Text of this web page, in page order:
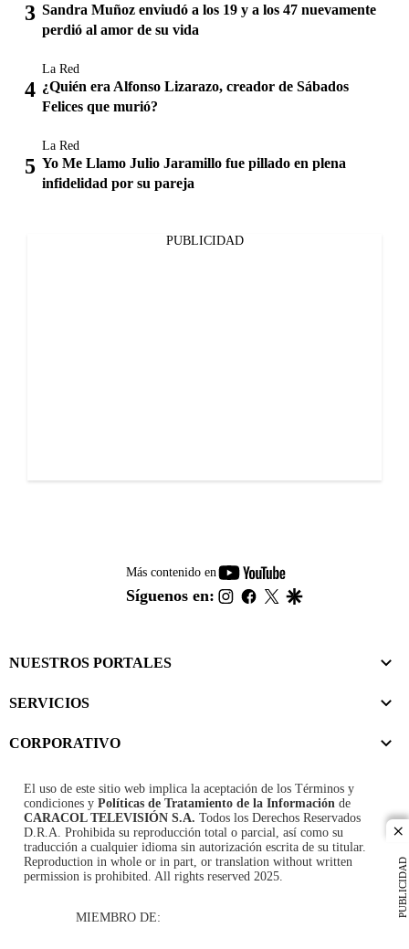
PUBLICIDAD
Sandra Muñoz enviudó a los 19 y a los 47 nuevamente
perdió al amor de su vida
La Red
¿Quién era Alfonso Lizarazo, creador de Sábados
Felices que murió?
La Red
Yo Me Llamo Julio Jaramillo fue pillado en plena
infidelidad por su pareja
PUBLICIDAD
Más contenido en
youtube-
footer
Síguenos en: instagram
facebook
twitter
NUESTROS PORTALES
SERVICIOS
CORPORATIVO
El uso de este sitio web implica la aceptación de los Términos y
condiciones y Políticas de Tratamiento de la Información de
CARACOL TELEVISIÓN S.A. Todos los Derechos Reservados
D.R.A. Prohibida su reproducción total o parcial, así como su
traducción a cualquier idioma sin autorización escrita de su titular.
Reproduction in whole or in part, or translation without written
permission is prohibited. All rights reserved 2025.
MIEMBRO DE: